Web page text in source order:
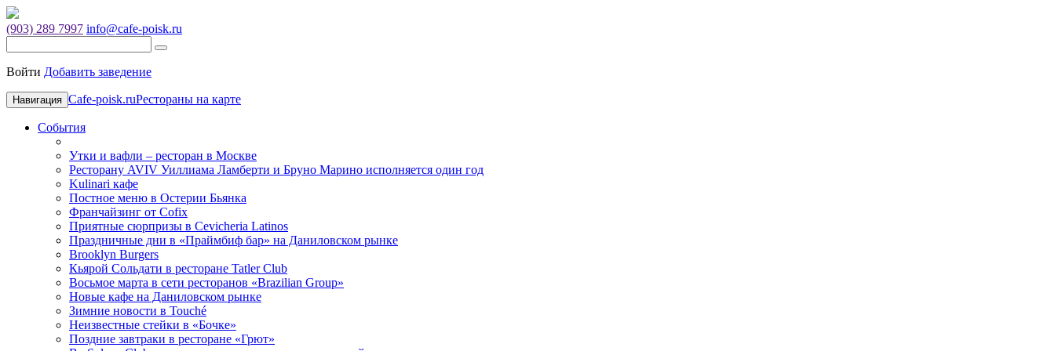
(903) 289 7997 info@cafe-poisk.ru
Войти Добавить заведение
Навигация Cafe-poisk.ruРестораны на карте
События
Утки и вафли – ресторан в Москве
Ресторану AVIV Уиллиама Ламберти и Бруно Марино исполняется один год
Kulinari кафе
Постное меню в Остерии Бьянка
Франчайзинг от Cofix
Приятные сюрпризы в Cevicheria Latinos
Праздничные дни в «Праймбиф бар» на Даниловском рынке
Brooklyn Burgers
Кьярой Сольдати в ресторане Tatler Club
Восьмое марта в сети ресторанов «Brazilian Group»
Новые кафе на Даниловском рынке
Зимние новости в Touché
Неизвестные стейки в «Бочке»
Поздние завтраки в ресторане «Грют»